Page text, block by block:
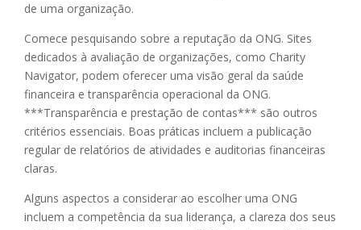
de uma organização.
Comece pesquisando sobre a reputação da ONG. Sites
dedicados à avaliação de organizações, como Charity
Navigator, podem oferecer uma visão geral da saúde
financeira e transparência operacional da ONG.
***Transparência e prestação de contas*** são outros
critérios essenciais. Boas práticas incluem a publicação
regular de relatórios de atividades e auditorias financeiras
claras.
Alguns aspectos a considerar ao escolher uma ONG
incluem a competência da sua liderança, a clareza dos seus